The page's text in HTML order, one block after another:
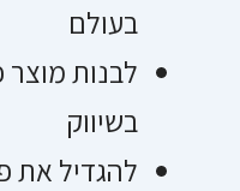
בעולם
לבנות
בשיווק
להגדיל את